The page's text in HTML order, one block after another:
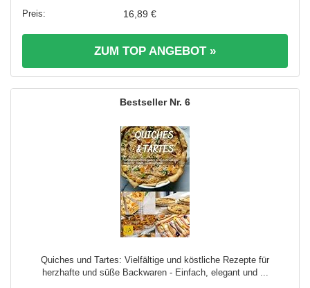
16,89 €
ZUM TOP ANGEBOT »
6
Quiches und Tartes: Vielfältige und köstliche Rezepte für
herzhafte und süße Backwaren - Einfach, elegant und ...